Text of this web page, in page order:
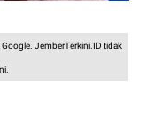
JemberTerkini.ID tidak